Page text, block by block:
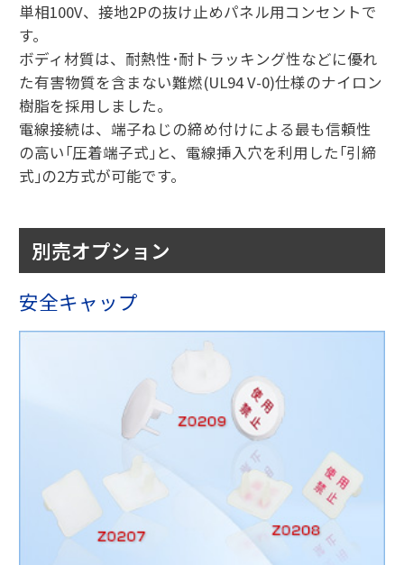
単相100V、接地2Pの抜け止めパネル用コンセントで
す。
ボディ材質は、耐熱性･耐トラッキング性などに優れ
た有害物質を含まない難燃(UL94 V-0)仕様のナイロン
樹脂を採用しました。
電線接続は、端子ねじの締め付けによる最も信頼性
の高い｢圧着端子式｣と、電線挿入穴を利用した｢引締
式｣の2方式が可能です。
別売オプション
安全キャップ